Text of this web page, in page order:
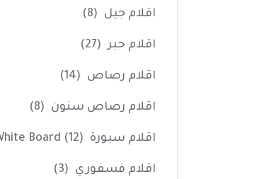
اقلام جيل (8)
اقلام حبر (27)
اقلام رصاص (14)
اقلام رصاص سنون (8)
اقلام سبورة White Board (12)
اقلام فسفوري (3)